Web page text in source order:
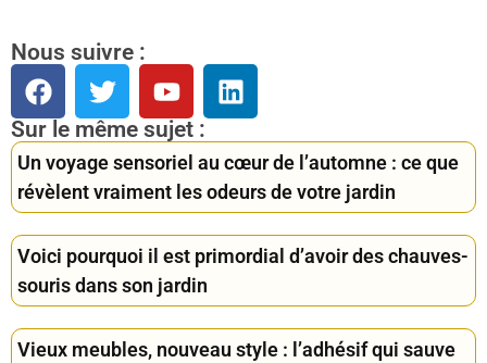
Nous suivre :
Sur le même sujet :
Un voyage sensoriel au cœur de l’automne : ce que
révèlent vraiment les odeurs de votre jardin
Voici pourquoi il est primordial d’avoir des chauves-
souris dans son jardin
Vieux meubles, nouveau style : l’adhésif qui sauve